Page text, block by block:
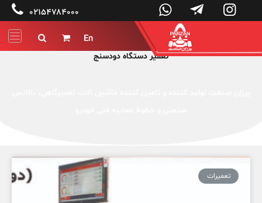



 ۰۲۱۵۴۷۸۴۰۰۰
En


تعمیر دستگاه دودسنج
تعمیرات